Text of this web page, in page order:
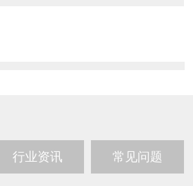
行业资讯 常见问题